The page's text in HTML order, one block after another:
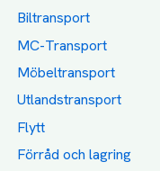
Biltransport
MC-Transport
Möbeltransport
Utlandstransport
Flytt
Förråd och lagring